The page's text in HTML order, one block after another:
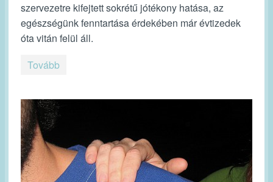
szervezetre kifejtett sokrétű jótékony hatása, az
egészségünk fenntartása érdekében már évtizedek
óta vitán felül áll.
Tovább